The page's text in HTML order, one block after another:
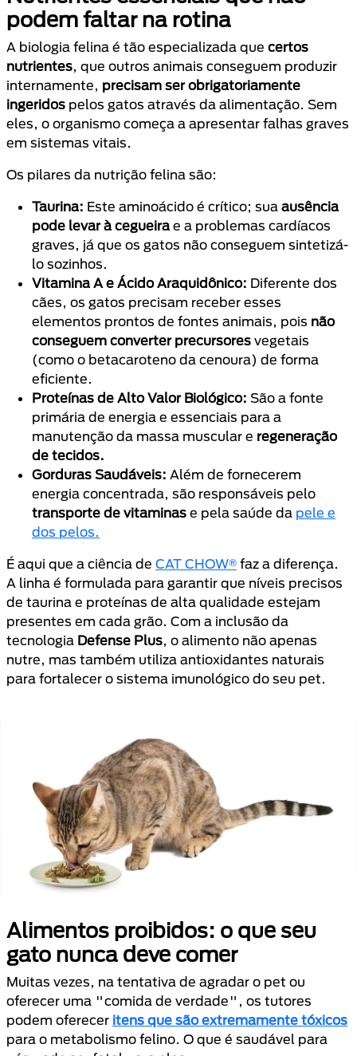
podem faltar na rotina
A biologia felina é tão especializada que certos
nutrientes, que outros animais conseguem produzir
internamente, precisam ser obrigatoriamente
ingeridos pelos gatos através da alimentação. Sem
eles, o organismo começa a apresentar falhas graves
em sistemas vitais.
Os pilares da nutrição felina são:
Taurina: Este aminoácido é crítico; sua ausência
pode levar à cegueira e a problemas cardíacos
graves, já que os gatos não conseguem sintetizá-
lo sozinhos.
Vitamina A e Ácido Araquidônico: Diferente dos
cães, os gatos precisam receber esses
elementos prontos de fontes animais, pois não
conseguem converter precursores vegetais
(como o betacaroteno da cenoura) de forma
eficiente.
Proteínas de Alto Valor Biológico: São a fonte
primária de energia e essenciais para a
manutenção da massa muscular e regeneração
de tecidos.
Gorduras Saudáveis: Além de fornecerem
energia concentrada, são responsáveis pelo
transporte de vitaminas e pela saúde da pele e
dos pelos.
É aqui que a ciência de CAT CHOW® faz a diferença.
A linha é formulada para garantir que níveis precisos
de taurina e proteínas de alta qualidade estejam
presentes em cada grão. Com a inclusão da
tecnologia Defense Plus, o alimento não apenas
nutre, mas também utiliza antioxidantes naturais
para fortalecer o sistema imunológico do seu pet.
Alimentos proibidos: o que seu
gato nunca deve comer
Muitas vezes, na tentativa de agradar o pet ou
oferecer uma "comida de verdade", os tutores
podem oferecer itens que são extremamente tóxicos
para o metabolismo felino. O que é saudável para